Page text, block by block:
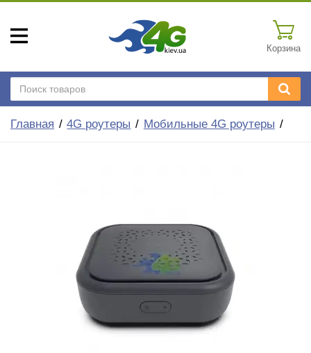
Корзина
Главная 4G роутеры Мобильные 4G роутеры